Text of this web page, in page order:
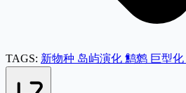
TAGS: 新物种 岛屿演化 鹪鹩 巨型化